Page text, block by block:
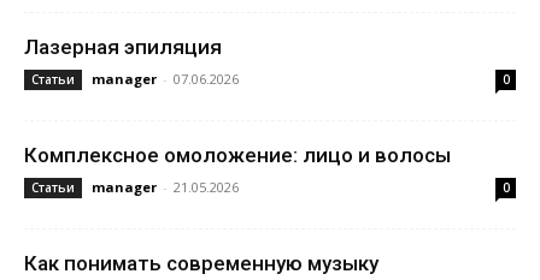
Лазерная эпиляция
Статьи manager - 07.06.2026 0
Комплексное омоложение: лицо и волосы
Статьи manager - 21.05.2026 0
Как понимать современную музыку